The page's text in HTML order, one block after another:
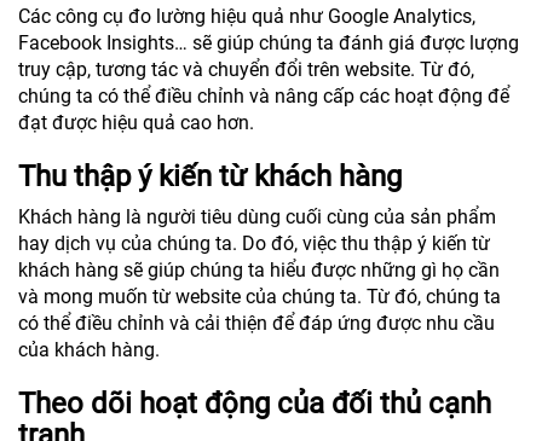
Các công cụ đo lường hiệu quả như Google Analytics,
Facebook Insights… sẽ giúp chúng ta đánh giá được lượng
truy cập, tương tác và chuyển đổi trên website. Từ đó,
chúng ta có thể điều chỉnh và nâng cấp các hoạt động để
đạt được hiệu quả cao hơn.
Thu thập ý kiến từ khách hàng
Khách hàng là người tiêu dùng cuối cùng của sản phẩm
hay dịch vụ của chúng ta. Do đó, việc thu thập ý kiến từ
khách hàng sẽ giúp chúng ta hiểu được những gì họ cần
và mong muốn từ website của chúng ta. Từ đó, chúng ta
có thể điều chỉnh và cải thiện để đáp ứng được nhu cầu
của khách hàng.
Theo dõi hoạt động của đối thủ cạnh